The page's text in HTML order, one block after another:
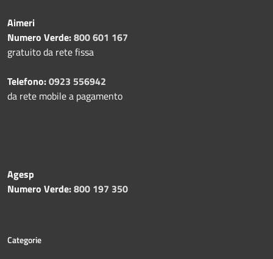
Aimeri
Numero Verde:800 601 167
gratuito da rete fissa
Telefono:0923 556942
da rete mobile a pagamento
Agesp
Numero Verde:800 197 350
Categorie